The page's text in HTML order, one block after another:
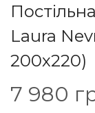
Laura
200х220)
7 980